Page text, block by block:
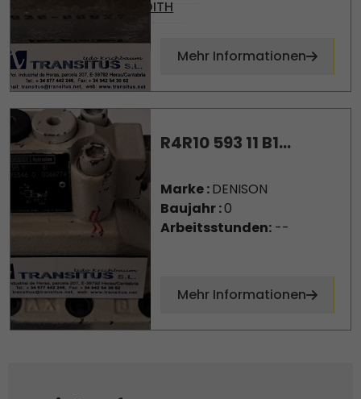
VOITH
Mehr Informationen
R4R10 593 11 B1...
Marke :DENISON
Baujahr :0
Arbeitsstunden:--
Mehr Informationen